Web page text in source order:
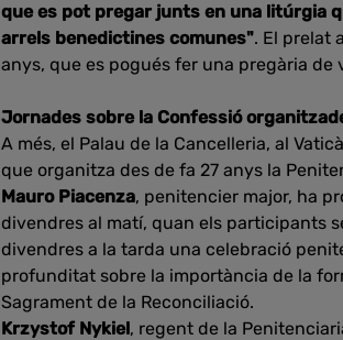
que es pot pregar junts en una litúrgia
arrels benedictines comunes". El prelat
anys, que es pogués fer una pregària de
Jornades sobre la Confessió
A més, el Palau de la Cancelleria, al
que organitza des de fa 27 anys la
Mauro Piacenza, penitencier major, ha
divendres al matí, quan els participants
divendres a la tarda una celebració
profunditat sobre la importància de la
Sagrament de la Reconciliació.
Krzystof Nykiel, regent de la